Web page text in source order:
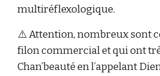
multiréflexologique.
⚠️ Attention, nombreux sont
filon commercial et qui ont
Chan’beauté en l’appelant